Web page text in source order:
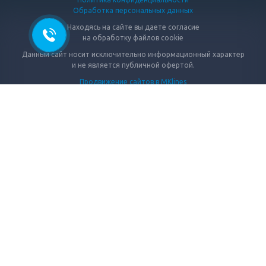
Обработка персональных данных
Находясь на сайте вы даете согласие
на обработку файлов cookie
Данный сайт носит исключительно информационный характер
и не является публичной офертой.
Продвижение сайтов в MKlines